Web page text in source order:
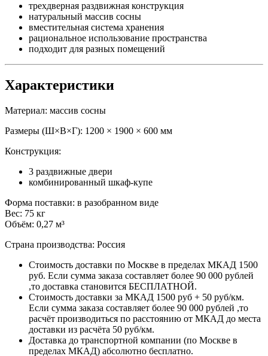
трехдверная раздвижная конструкция
натуральный массив сосны
вместительная система хранения
рациональное использование пространства
подходит для разных помещений
Характеристики
Материал: массив сосны
Размеры (Ш×В×Г): 1200 × 1900 × 600 мм
Конструкция:
3 раздвижные двери
комбинированный шкаф-купе
Форма поставки: в разобранном виде
Вес: 75 кг
Объём: 0,27 м³
Страна производства: Россия
Стоимость доставки по Москве в пределах МКАД 1500
руб. Если сумма заказа составляет более 90 000 рублей
,то доставка становится БЕСПЛАТНОЙ.
Стоимость доставки за МКАД 1500 руб + 50 руб/км.
Если сумма заказа составляет более 90 000 рублей ,то
расчёт производиться по расстоянию от МКАД до места
доставки из расчёта 50 руб/км.
Доставка до транспортной компании (по Москве в
пределах МКАД) абсолютно бесплатно.